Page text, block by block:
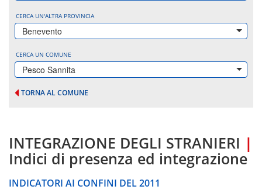
CERCA UN'ALTRA PROVINCIA
Benevento
CERCA UN COMUNE
Pesco Sannita
TORNA AL COMUNE
INTEGRAZIONE DEGLI STRANIERI |
Indici di presenza ed integrazione
INDICATORI AI CONFINI DEL 2011